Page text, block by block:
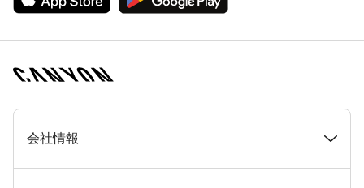
[footer.linksList.title]
会社情報